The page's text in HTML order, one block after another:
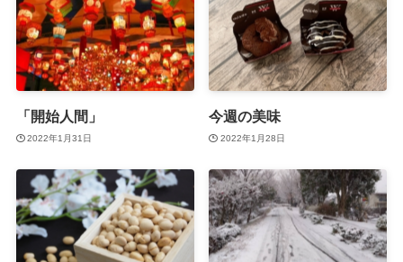
「開始人間」
2022年1月31日
今週の美味
2022年1月28日